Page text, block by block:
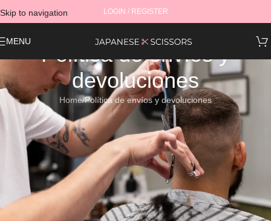
Skip to navigation
Skip to main content
LOGIN / REGISTER
MENU
Política de envíos y
devoluciones
Home Política de envíos y devoluciones
ENTREGA
DESTINO ENTREGA PEDIDOS < 50€ PEDIDOS > 50€
Península 1-2 días 4.95 € Gratis
Baleares 2-7 días 6.95 €
Canarias 4-7 días 14.50 €
14.50 €